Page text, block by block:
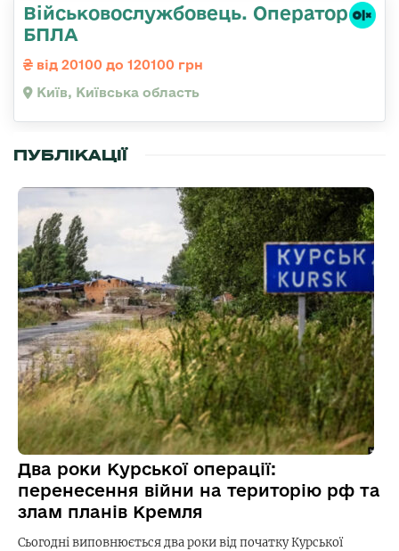
Військовослужбовець. Оператор
БПЛА
від 20100 до 120100 грн
Київ, Київська область
ПУБЛІКАЦІЇ
Два роки Курської операції:
перенесення війни на територію рф та
злам планів Кремля
Сьогодні виповнюється два роки від початку Курської